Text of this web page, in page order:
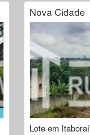
Nova Cidade
Lote em Itaboraí